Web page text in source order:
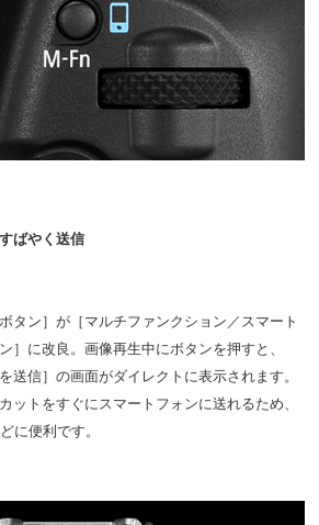
ばやく送信
タン］が［マルチファンクション／スマート
］に改良。画像再生中にボタンを押すと、
送信］の画面がダイレクトに表示されます。
ットをすぐにスマートフォンに送れるため、
に便利です。